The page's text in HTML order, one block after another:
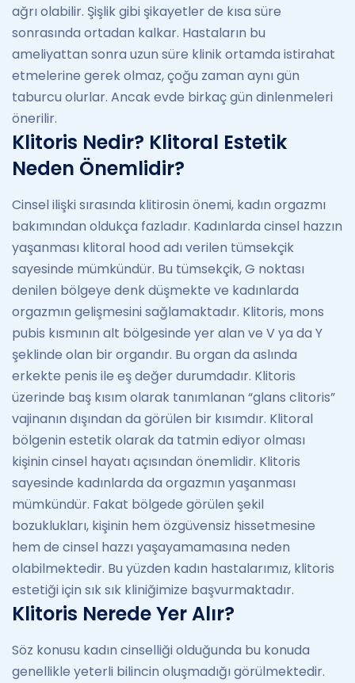
ağrı olabilir. Şişlik gibi şikayetler de kısa süre
sonrasında ortadan kalkar. Hastaların bu
ameliyattan sonra uzun süre klinik ortamda istirahat
etmelerine gerek olmaz, çoğu zaman aynı gün
taburcu olurlar. Ancak evde birkaç gün dinlenmeleri
önerilir.
Klitoris Nedir? Klitoral Estetik
Neden Önemlidir?
Cinsel ilişki sırasında klitirosin önemi, kadın orgazmı
bakımından oldukça fazladır. Kadınlarda cinsel hazzın
yaşanması klitoral hood adı verilen tümsekçik
sayesinde mümkündür. Bu tümsekçik, G noktası
denilen bölgeye denk düşmekte ve kadınlarda
orgazmın gelişmesini sağlamaktadır. Klitoris, mons
pubis kısmının alt bölgesinde yer alan ve V ya da Y
şeklinde olan bir organdır. Bu organ da aslında
erkekte penis ile eş değer durumdadır. Klitoris
üzerinde baş kısım olarak tanımlanan “glans clitoris”
vajinanın dışından da görülen bir kısımdır. Klitoral
bölgenin estetik olarak da tatmin ediyor olması
kişinin cinsel hayatı açısından önemlidir. Klitoris
sayesinde kadınlarda da orgazmın yaşanması
mümkündür. Fakat bölgede görülen şekil
bozuklukları, kişinin hem özgüvensiz hissetmesine
hem de cinsel hazzı yaşayamamasına neden
olabilmektedir. Bu yüzden kadın hastalarımız, klitoris
estetiği için sık sık kliniğimize başvurmaktadır.
Klitoris Nerede Yer Alır?
Söz konusu kadın cinselliği olduğunda bu konuda
genellikle yeterli bilincin oluşmadığı görülmektedir.